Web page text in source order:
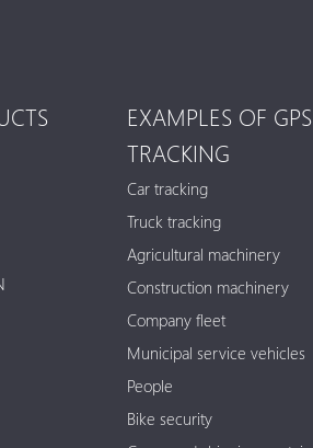
EXAMPLES OF GPS
TRACKING
Car tracking
Truck tracking
Agricultural machinery
Construction machinery
Company fleet
Municipal service vehicles
People
Bike security